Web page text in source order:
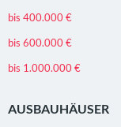
bis 400.000 €
bis 600.000 €
bis 1.000.000 €
AUSBAUHÄUSER